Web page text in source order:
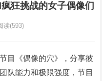
狂挑战的女子偶像们
读(593)
目《偶像的穴》，分享彼
队能力和极限强度，节目